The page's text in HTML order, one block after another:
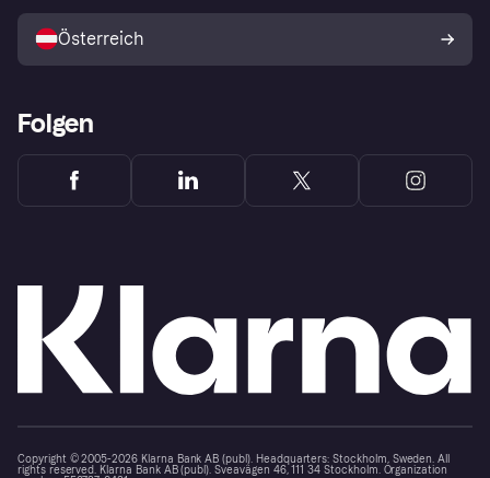
Österreich
Folgen
Copyright © 2005-2026 Klarna Bank AB (publ). Headquarters: Stockholm, Sweden. All
rights reserved. Klarna Bank AB (publ). Sveavägen 46, 111 34 Stockholm. Organization